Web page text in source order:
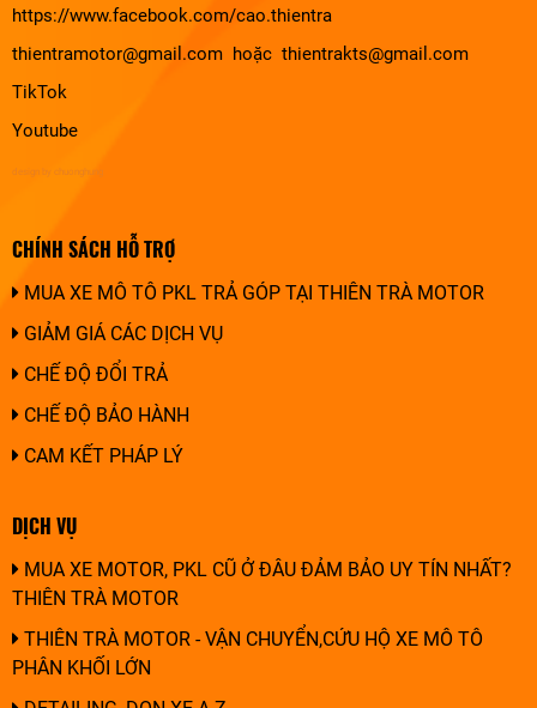
https://www.facebook.com/cao.thientra
thientramotor@gmail.com hoặc thientrakts@gmail.com
TikTok
Youtube
design by chuonghung
CHÍNH SÁCH HỖ TRỢ
MUA XE MÔ TÔ PKL TRẢ GÓP TẠI THIÊN TRÀ MOTOR
GIẢM GIÁ CÁC DỊCH VỤ
CHẾ ĐỘ ĐỔI TRẢ
CHẾ ĐỘ BẢO HÀNH
CAM KẾT PHÁP LÝ
DỊCH VỤ
MUA XE MOTOR, PKL CŨ Ở ĐÂU ĐẢM BẢO UY TÍN NHẤT?
THIÊN TRÀ MOTOR
THIÊN TRÀ MOTOR - VẬN CHUYỂN,CỨU HỘ XE MÔ TÔ
PHÂN KHỐI LỚN